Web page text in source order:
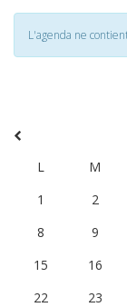
L'agenda ne
L M
1
2
8
9
15
16
22
23